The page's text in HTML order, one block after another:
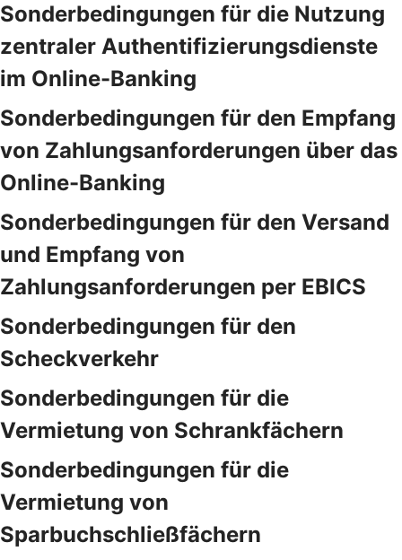
Sonderbedingungen für die Nutzung
zentraler Authentifizierungsdienste
im Online-Banking
Sonderbedingungen für den Empfang
von Zahlungsanforderungen über das
Online-Banking
Sonderbedingungen für den Versand
und Empfang von
Zahlungsanforderungen per EBICS
Sonderbedingungen für den
Scheckverkehr
Sonderbedingungen für die
Vermietung von Schrankfächern
Sonderbedingungen für die
Vermietung von
Sparbuchschließfächern